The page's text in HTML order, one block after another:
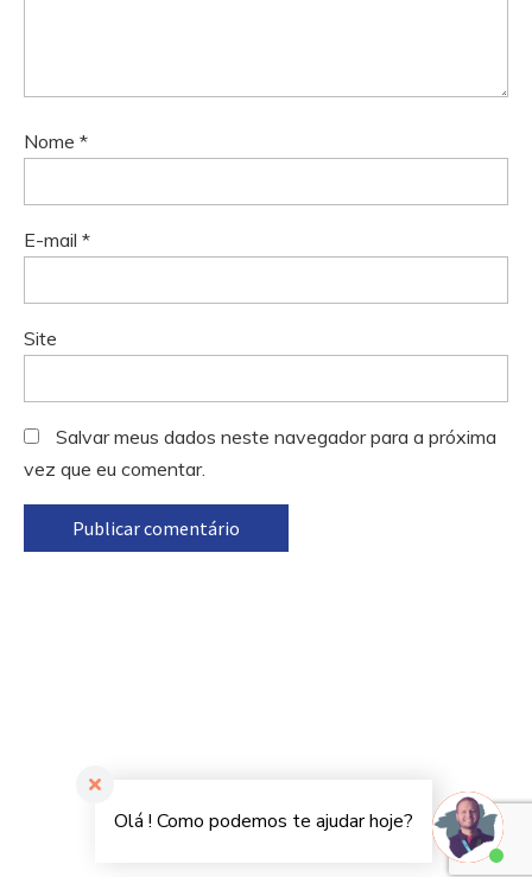
Nome *
E-mail *
Site
Salvar meus dados neste navegador para a próxima
vez que eu comentar.